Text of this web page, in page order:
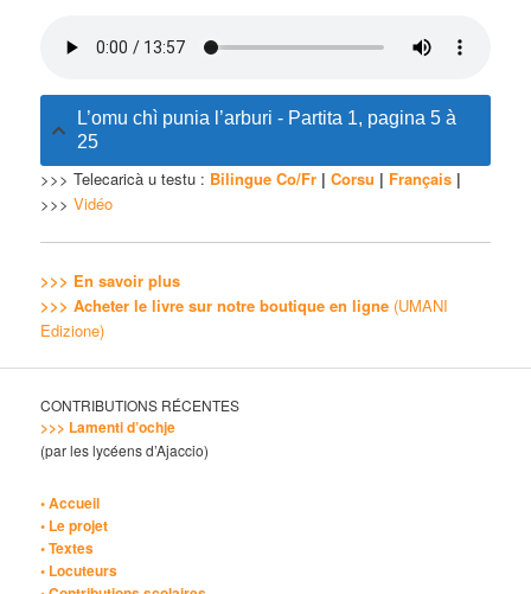
L’omu chì punia l’arburi - Partita 1, pagina 5 à
25
>>> Telecaricà u testu : Bilingue Co/Fr |Corsu | Français |
>>>Vidéo
>>> En savoir plus
>>> Acheter le livre sur notre boutique en ligne (UMANI
Edizione)
CONTRIBUTIONS RÉCENTES
>>> Lamenti d’ochje
(par les lycéens d’Ajaccio)
• Accueil
• Le projet
• Textes
• Locuteurs